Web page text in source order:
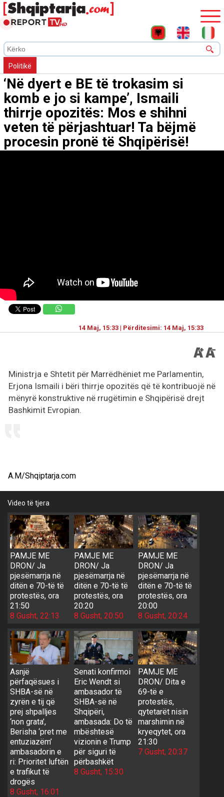
Politikë
‘Në dyert e BE të trokasim si
komb e jo si kampe’, Ismaili
thirrje opozitës: Mos e shihni
veten të përjashtuar! Ta bëjmë
procesin pronë të Shqipërisë!
14 Maj, 15:33 | Përditesimi: 14 Maj, 15:33
Ministrja e Shtetit për Marrëdhëniet me Parlamentin,
Erjona Ismaili i bëri thirrje opozitës që të kontribuojë në
mënyrë konstruktive në rrugëtimin e Shqipërisë drejt
Bashkimit Evropian.
A.M/Shqiptarja.com
Video të tjera
PAMJE ME
DRON/ Ja
pjesëmarrja në
ditën e 70-të të
protestës, ora
21:50
8 Gusht, 22:13
PAMJE ME
DRON/ Ja
pjesëmarrja në
ditën e 70-të të
protestës, ora
20:20
8 Gusht, 20:50
PAMJE ME
DRON/ Ja
pjesëmarrja në
ditën e 70-të të
protestës, ora
20:00
8 Gusht, 20:24
Asnjë
përfaqësues i
SHBA-së në
zyrën e tij që
prej shpalljes
‘non grata’,
Berisha ‘pret me
entuziazëm’
ambasadorin e
ri: Prioritet luftën
e trafikut të
drogës
8 Gusht, 16:01
Senati konfirmoi
Eric Wendt si
ambasador të
SHBA-së në
Shqipëri,
ambasada: Do të
mbështesë
vizionin e Trump
për siguri të
përbashkët
8 Gusht, 15:30
PAMJE ME
DRON/ Dita e
69-të e
protestës,
qytetarët nisin
marshimin në
kryeqytet, ora
21:30
7 Gusht, 20:37